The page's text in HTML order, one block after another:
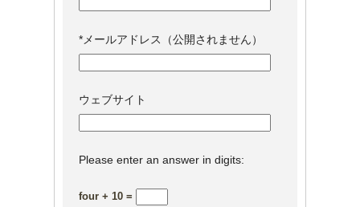
*メールアドレス（公開されません）
ウェブサイト
Please enter an answer in digits:
four + 10 =